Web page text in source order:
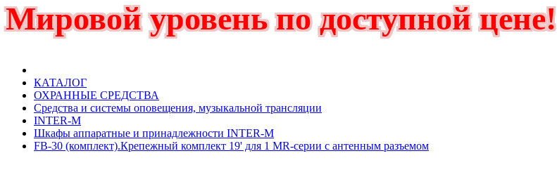
Мировой уровень по доступной цене!
КАТАЛОГ
ОХРАННЫЕ СРЕДСТВА
Средства и системы оповещения, музыкальной трансляции
INTER-M
Шкафы аппаратные и принадлежности INTER-M
FB-30 (комплект).Крепежный комплект 19' для 1 MR-серии с антенным разъемом